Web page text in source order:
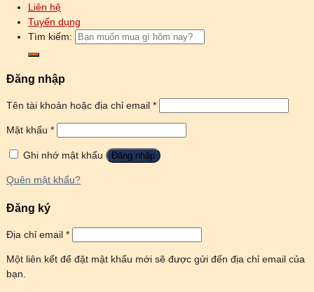
Liên hệ
Tuyển dụng
Tìm kiếm:
Đăng nhập
Tên tài khoản hoặc địa chỉ email *
Mật khẩu *
Ghi nhớ mật khẩu Đăng nhập
Quên mật khẩu?
Đăng ký
Địa chỉ email *
Một liên kết để đặt mật khẩu mới sẽ được gửi đến địa chỉ email của
bạn.